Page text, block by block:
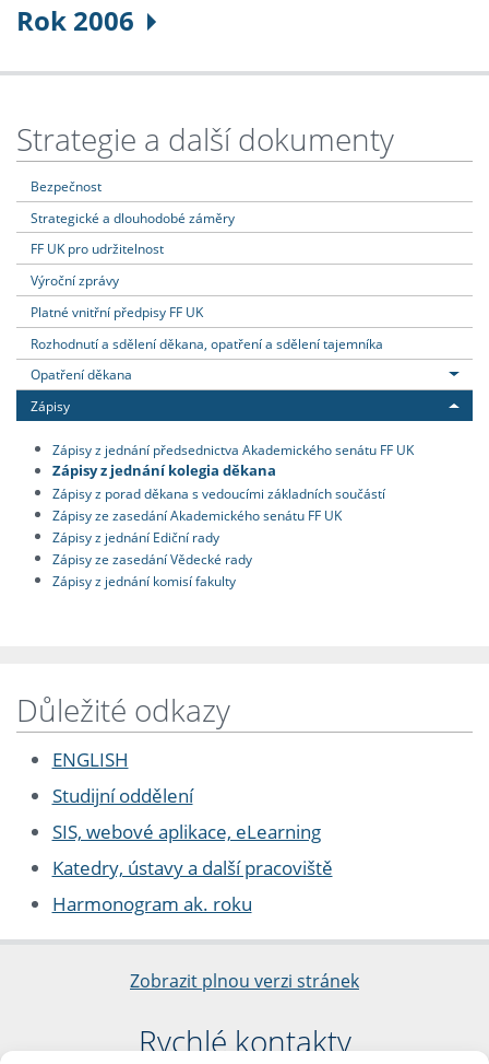
Rok 2006
Strategie a další dokumenty
Bezpečnost
Strategické a dlouhodobé záměry
FF UK pro udržitelnost
Výroční zprávy
Platné vnitřní předpisy FF UK
Rozhodnutí a sdělení děkana, opatření a sdělení tajemníka
Opatření děkana
Zápisy
Zápisy z jednání předsednictva Akademického senátu FF UK
Zápisy z jednání kolegia děkana
Zápisy z porad děkana s vedoucími základních součástí
Zápisy ze zasedání Akademického senátu FF UK
Zápisy z jednání Ediční rady
Zápisy ze zasedání Vědecké rady
Zápisy z jednání komisí fakulty
Důležité odkazy
ENGLISH
Studijní oddělení
SIS, webové aplikace, eLearning
Katedry, ústavy a další pracoviště
Harmonogram ak. roku
Zobrazit plnou verzi stránek
Rychlé kontakty